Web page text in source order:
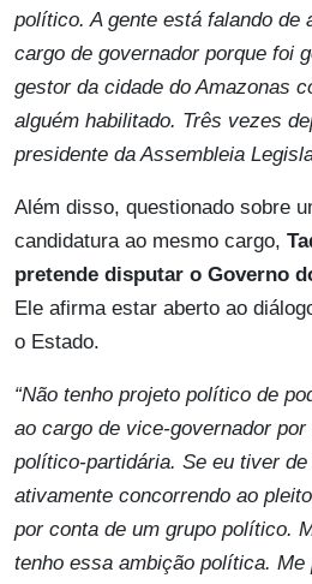
político. A gente está falando de
cargo de governador porque foi
gestor da cidade do Amazonas
alguém habilitado. Três vezes
presidente da Assembleia
Além disso, questionado sobre
candidatura ao mesmo cargo,
pretende disputar o Governo
Ele afirma estar aberto ao
o Estado.
“Não tenho projeto político de
ao cargo de vice-governador
político-partidária. Se eu tiver
ativamente concorrendo ao
por conta de um grupo político.
tenho essa ambição política. Me